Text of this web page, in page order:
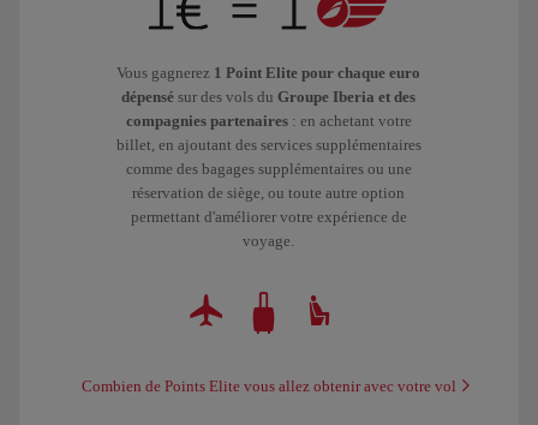
Vous gagnerez 1 Point Elite pour chaque euro
dépensé sur des vols duGroupe Iberia et des
compagnies partenaires: en achetant votre
billet, en ajoutant des services supplémentaires
comme des bagages supplémentaires ou une
réservation de siège, ou toute autre option
permettant d'améliorer votre expérience de
voyage.
Combien de Points Elite vous allez obtenir avec votre vol